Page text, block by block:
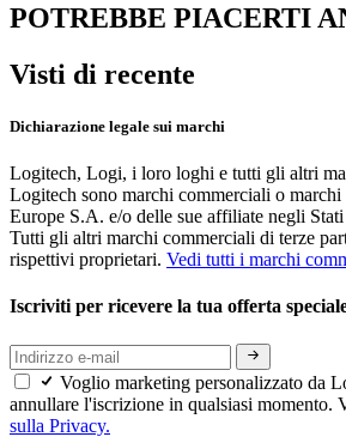
POTREBBE PIACERTI
Visti di recente
Dichiarazione legale sui marchi
Logitech, Logi, i loro loghi e tutti gli altri
Logitech sono marchi commerciali o
Europe S.A. e/o delle sue affiliate negli
Tutti gli altri marchi commerciali di terze
rispettivi proprietari. Vedi tutti i marchi
Iscriviti per ricevere la tua offerta
Voglio marketing personalizzato da
annullare l'iscrizione in qualsiasi momento.
sulla Privacy.